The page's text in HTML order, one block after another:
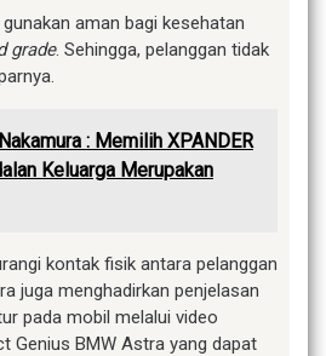
aman bagi kesehatan
grade. Sehingga, pelanggan tidak
: Memilih XPANDER
Keluarga Merupakan
kontak fisik antara pelanggan
juga menghadirkan penjelasan
pada mobil melalui video
Genius BMW Astra yang dapat